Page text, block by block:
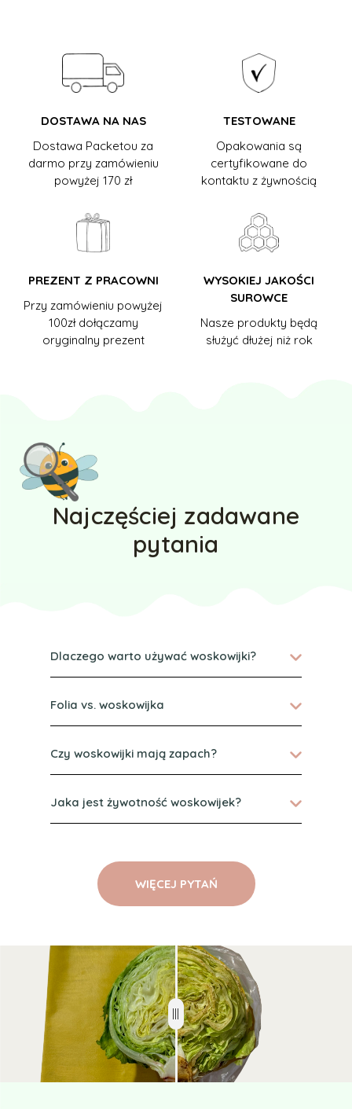
DOSTAWA NA NAS
Dostawa Packetou za
darmo przy zamówieniu
powyżej 170 zł
TESTOWANE
Opakowania są
certyfikowane do
kontaktu z żywnością
PREZENT Z PRACOWNI
Przy zamówieniu powyżej
100zł dołączamy
oryginalny prezent
WYSOKIEJ JAKOŚCI
SUROWCE
Nasze produkty będą
służyć dłużej niż rok
Najczęściej zadawane
pytania
Dlaczego warto używać woskowijki?
Folia vs. woskowijka
Czy woskowijki mają zapach?
Jaka jest żywotność woskowijek?
WIĘCEJ PYTAŃ